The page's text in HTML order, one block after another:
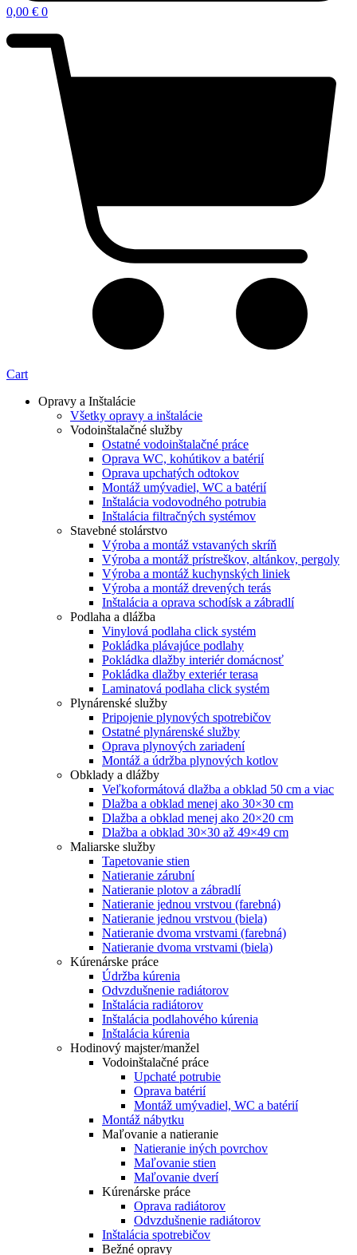
0,00 € 0
Cart
Opravy a Inštalácie
Všetky opravy a inštalácie
Vodoinštalačné služby
Ostatné vodoinštalačné práce
Oprava WC, kohútikov a batérií
Oprava upchatých odtokov
Montáž umývadiel, WC a batérií
Inštalácia vodovodného potrubia
Inštalácia filtračných systémov
Stavebné stolárstvo
Výroba a montáž vstavaných skríň
Výroba a montáž prístreškov, altánkov, pergoly
Výroba a montáž kuchynských liniek
Výroba a montáž drevených terás
Inštalácia a oprava schodísk a zábradlí
Podlaha a dlážba
Vinylová podlaha click systém
Pokládka plávajúce podlahy
Pokládka dlažby interiér domácnosť
Pokládka dlažby exteriér terasa
Laminatová podlaha click systém
Plynárenské služby
Pripojenie plynových spotrebičov
Ostatné plynárenské služby
Oprava plynových zariadení
Montáž a údržba plynových kotlov
Obklady a dlážby
Veľkoformátová dlažba a obklad 50 cm a viac
Dlažba a obklad menej ako 30×30 cm
Dlažba a obklad menej ako 20×20 cm
Dlažba a obklad 30×30 až 49×49 cm
Maliarske služby
Tapetovanie stien
Natieranie zárubní
Natieranie plotov a zábradlí
Natieranie jednou vrstvou (farebná)
Natieranie jednou vrstvou (biela)
Natieranie dvoma vrstvami (farebná)
Natieranie dvoma vrstvami (biela)
Kúrenárske práce
Údržba kúrenia
Odvzdušnenie radiátorov
Inštalácia radiátorov
Inštalácia podlahového kúrenia
Inštalácia kúrenia
Hodinový majster/manžel
Vodoinštalačné práce
Upchaté potrubie
Oprava batérií
Montáž umývadiel, WC a batérií
Montáž nábytku
Maľovanie a natieranie
Natieranie iných povrchov
Maľovanie stien
Maľovanie dverí
Kúrenárske práce
Oprava radiátorov
Odvzdušnenie radiátorov
Inštalácia spotrebičov
Bežné opravy